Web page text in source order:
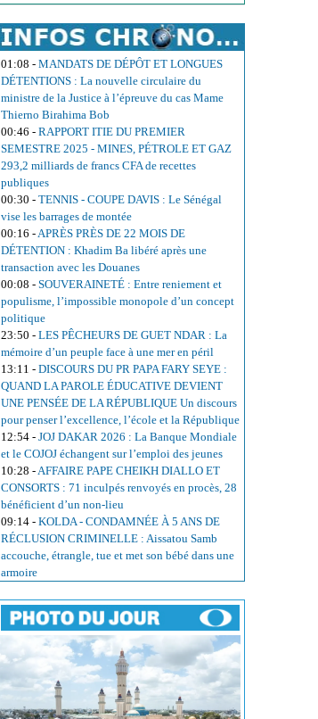
01:08 - MANDATS DE DÉPÔT ET LONGUES
DÉTENTIONS : La nouvelle circulaire du
ministre de la Justice à l’épreuve du cas Mame
Thierno Birahima Bob
00:46 - RAPPORT ITIE DU PREMIER
SEMESTRE 2025 - MINES, PÉTROLE ET GAZ
293,2 milliards de francs CFA de recettes
publiques
00:30 - TENNIS - COUPE DAVIS : Le Sénégal
vise les barrages de montée
00:16 -APRÈS PRÈS DE 22 MOIS DE
DÉTENTION : Khadim Ba libéré après une
transaction avec les Douanes
00:08 - SOUVERAINETÉ : Entre reniement et
populisme, l’impossible monopole d’un concept
politique
23:50 - LES PÊCHEURS DE GUET NDAR : La
mémoire d’un peuple face à une mer en péril
13:11 - DISCOURS DU PR PAPA FARY SEYE :
QUAND LA PAROLE ÉDUCATIVE DEVIENT
UNE PENSÉE DE LA RÉPUBLIQUE Un discours
pour penser l’excellence, l’école et la République
12:54 - JOJ DAKAR 2026 : La Banque Mondiale
et le COJOJ échangent sur l’emploi des jeunes
10:28 -AFFAIRE PAPE CHEIKH DIALLO ET
CONSORTS : 71 inculpés renvoyés en procès, 28
bénéficient d’un non-lieu
09:14 - KOLDA - CONDAMNÉE À 5 ANS DE
RÉCLUSION CRIMINELLE : Aissatou Samb
accouche, étrangle, tue et met son bébé dans une
armoire